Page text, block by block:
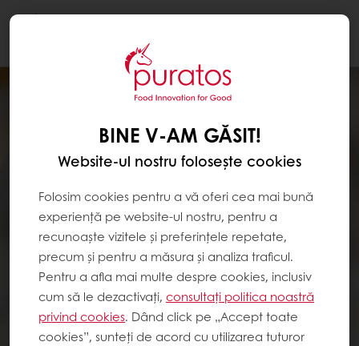
BINE V-AM GĂSIT!
Website-ul nostru folosește cookies
Folosim cookies pentru a vă oferi cea mai bună
experiență pe website-ul nostru, pentru a
recunoaște vizitele și preferințele repetate,
precum și pentru a măsura și analiza traficul.
Pentru a afla mai multe despre cookies, inclusiv
cum să le dezactivați, consultați politica noastră
privind cookies. Dând click pe „Accept toate
cookies”, sunteți de acord cu utilizarea tuturor